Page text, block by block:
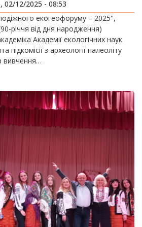
02/12/2025 - 08:53
екогеофоруму – 2025'',
річчя від дня народження)
Академії екологічних наук
підкомісії з археології палеоліту
вивчення…